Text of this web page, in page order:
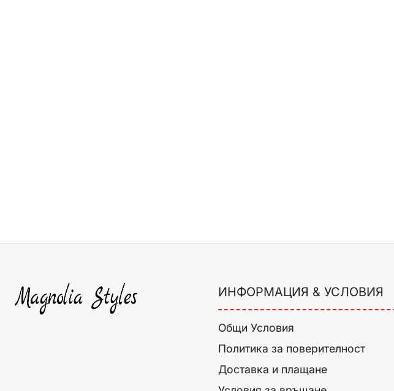
ИНФОРМАЦИЯ & УСЛОВИЯ
Общи Условия
Политика за поверителност
Доставка и плащане